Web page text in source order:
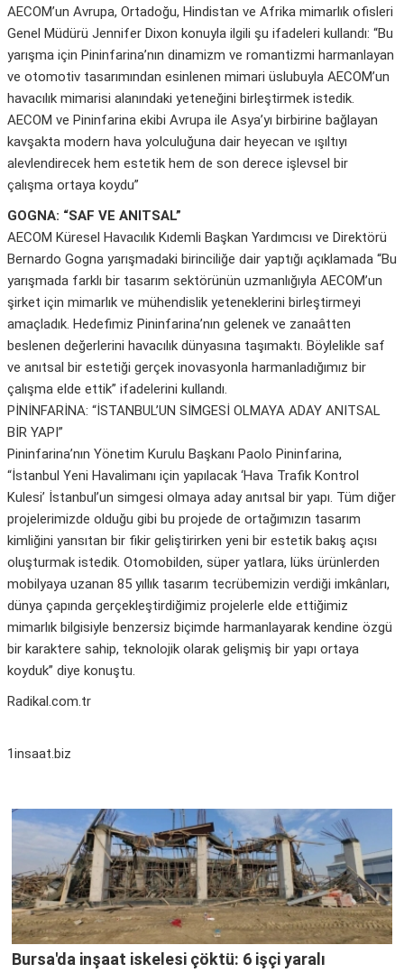
AECOM’un Avrupa, Ortadoğu, Hindistan ve Afrika mimarlık ofisleri
Genel Müdürü Jennifer Dixon konuyla ilgili şu ifadeleri kullandı: “Bu
yarışma için Pininfarina’nın dinamizm ve romantizmi harmanlayan
ve otomotiv tasarımından esinlenen mimari üslubuyla AECOM’un
havacılık mimarisi alanındaki yeteneğini birleştirmek istedik.
AECOM ve Pininfarina ekibi Avrupa ile Asya’yı birbirine bağlayan
kavşakta modern hava yolculuğuna dair heyecan ve ışıltıyı
alevlendirecek hem estetik hem de son derece işlevsel bir
çalışma ortaya koydu”
GOGNA: “SAF VE ANITSAL”
AECOM Küresel Havacılık Kıdemli Başkan Yardımcısı ve Direktörü
Bernardo Gogna yarışmadaki birinciliğe dair yaptığı açıklamada “Bu
yarışmada farklı bir tasarım sektörünün uzmanlığıyla AECOM’un
şirket için mimarlık ve mühendislik yeteneklerini birleştirmeyi
amaçladık. Hedefimiz Pininfarina’nın gelenek ve zanaâtten
beslenen değerlerini havacılık dünyasına taşımaktı. Böylelikle saf
ve anıtsal bir estetiği gerçek inovasyonla harmanladığımız bir
çalışma elde ettik” ifadelerini kullandı.
PİNİNFARİNA: “İSTANBUL’UN SİMGESİ OLMAYA ADAY ANITSAL
BİR YAPI”
Pininfarina’nın Yönetim Kurulu Başkanı Paolo Pininfarina,
“İstanbul Yeni Havalimanı için yapılacak ‘Hava Trafik Kontrol
Kulesi’ İstanbul’un simgesi olmaya aday anıtsal bir yapı. Tüm diğer
projelerimizde olduğu gibi bu projede de ortağımızın tasarım
kimliğini yansıtan bir fikir geliştirirken yeni bir estetik bakış açısı
oluşturmak istedik. Otomobilden, süper yatlara, lüks ürünlerden
mobilyaya uzanan 85 yıllık tasarım tecrübemizin verdiği imkânları,
dünya çapında gerçekleştirdiğimiz projelerle elde ettiğimiz
mimarlık bilgisiyle benzersiz biçimde harmanlayarak kendine özgü
bir karaktere sahip, teknolojik olarak gelişmiş bir yapı ortaya
koyduk” diye konuştu.
Radikal.com.tr
1insaat.biz
Bursa'da inşaat iskelesi çöktü: 6 işçi yaralı